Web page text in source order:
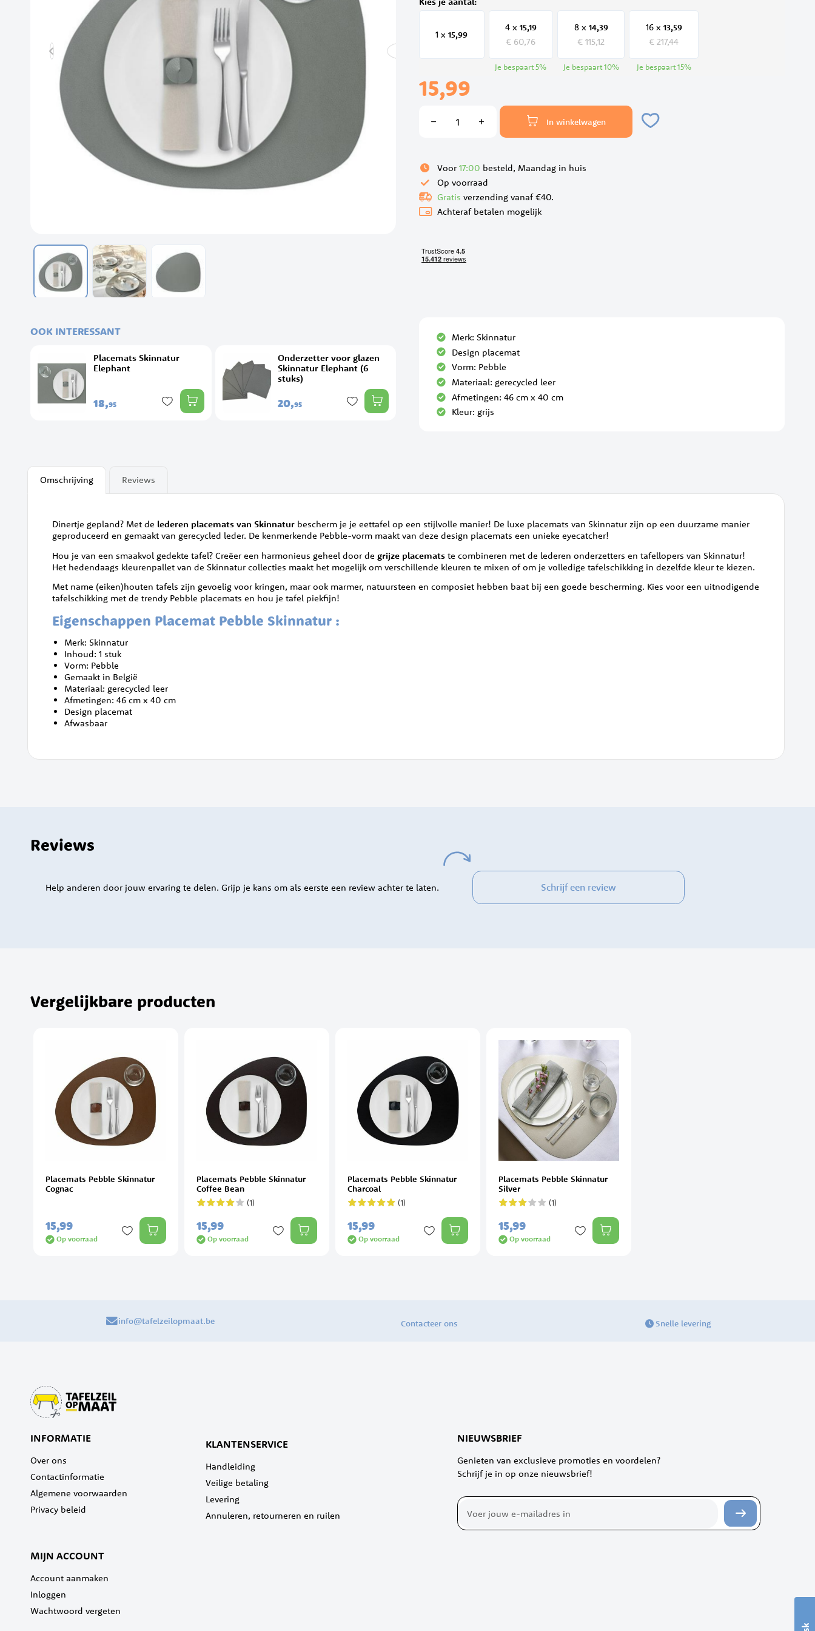
het
de
afbeeldingen-
gallerij
OOK INTERESSANT
Placemats Skinnatur
Elephant
18,95
Onderzetter voor glazen
Skinnatur Elephant (6
stuks)
20,95
15,99
1 x15,99
4 x 15,19
€ 60,76
Je bespaart 5%
8 x 14,39
€ 115,12
Je bespaart10%
16 x 13,59
€ 217,44
Je bespaart15%
In winkelwagen
Voor 17:00 besteld, Maandag in huis
Op voorraad
Gratis verzending vanaf €40.
Achteraf betalen mogelijk
Merk: Skinnatur
Design placemat
Vorm: Pebble
Materiaal: gerecycled leer
Afmetingen: 46 cm x 40 cm
Kleur: grijs
Omschrijving
Dinertje gepland? Met de lederen placemats van Skinnatur bescherm je je eettafel op een stijlvolle manier! De luxe placemats van Skinnatur zijn op een duurzame manier
geproduceerd en gemaakt van gerecycled leder. De kenmerkende Pebble-vorm maakt van deze design placemats een unieke eyecatcher!
Hou je van een smaakvol gedekte tafel? Creëer een harmonieus geheel door de grijze placemats te combineren met de lederen onderzetters en tafellopers van Skinnatur!
Het hedendaags kleurenpallet van de Skinnatur collecties maakt het mogelijk om verschillende kleuren te mixen of om je volledige tafelschikking in dezelfde kleur te kiezen.
Met name (eiken)houten tafels zijn gevoelig voor kringen, maar ook marmer, natuursteen en composiet hebben baat bij een goede bescherming. Kies voor een uitnodigende
tafelschikking met de trendy Pebble placemats en hou je tafel piekfijn!
Eigenschappen Placemat Pebble Skinnatur :
Merk: Skinnatur
Inhoud: 1 stuk
Vorm: Pebble
Gemaakt in België
Materiaal: gerecycled leer
Afmetingen: 46 cm x 40 cm
Design placemat
Afwasbaar
Reviews
Reviews
Schrijf een review
Help anderen door jouw ervaring te delen. Grijp je kans om als eerste een review achter te laten.
Vergelijkbare producten
Placemats Pebble Skinnatur
Cognac
15,99
Op voorraad
Placemats Pebble Skinnatur
Coffee Bean
Waardering: (1)
15,99
Op voorraad
Placemats Pebble Skinnatur
Charcoal
Waardering: (1)
15,99
Op voorraad
Placemats Pebble Skinnatur
Silver
Waardering: (1)
15,99
Op voorraad
info@tafelzeilopmaat.be Contacteer ons Snelle levering
NIEUWSBRIEF
Genieten van exclusieve promoties en voordelen?
Schrijf je in op onze nieuwsbrief!
Abonneer
op
INFORMATIE
Over ons
Contactinformatie
Algemene voorwaarden
Privacy beleid
KLANTENSERVICE
Handleiding
Veilige betaling
Levering
Annuleren, retourneren en ruilen
MIJN ACCOUNT
Account aanmaken
Inloggen
Wachtwoord vergeten